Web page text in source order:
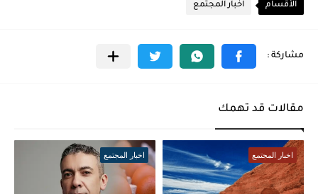
الأقسام اخبار المجتمع
مقالات قد تهمك
اخبار المجتمع اخبار المجتمع